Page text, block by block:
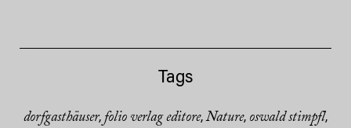
Tags
dorfgasthäuser, folio verlag editore,Nature, oswald stimpfl,